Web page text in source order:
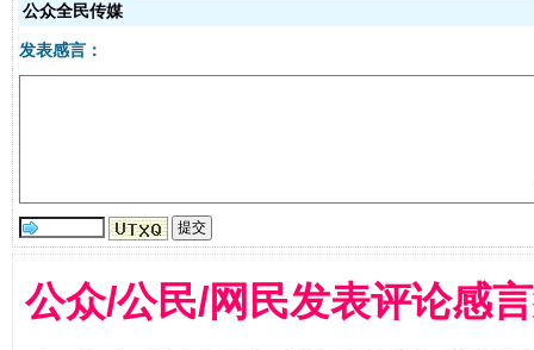
全民健身五年计划来了！等你上场
公众全民传媒
发表感言：
公众/公民/网民发表评论感